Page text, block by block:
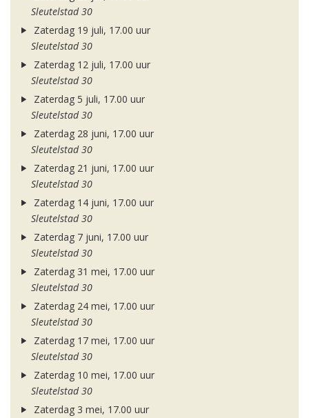
Sleutelstad 30
Zaterdag 19 juli, 17.00 uur
Sleutelstad 30
Zaterdag 12 juli, 17.00 uur
Sleutelstad 30
Zaterdag 5 juli, 17.00 uur
Sleutelstad 30
Zaterdag 28 juni, 17.00 uur
Sleutelstad 30
Zaterdag 21 juni, 17.00 uur
Sleutelstad 30
Zaterdag 14 juni, 17.00 uur
Sleutelstad 30
Zaterdag 7 juni, 17.00 uur
Sleutelstad 30
Zaterdag 31 mei, 17.00 uur
Sleutelstad 30
Zaterdag 24 mei, 17.00 uur
Sleutelstad 30
Zaterdag 17 mei, 17.00 uur
Sleutelstad 30
Zaterdag 10 mei, 17.00 uur
Sleutelstad 30
Zaterdag 3 mei, 17.00 uur